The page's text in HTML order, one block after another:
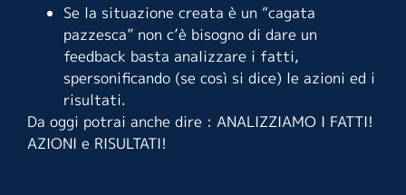
Se la situazione creata è un “cagata
pazzesca” non c’è bisogno di dare un
feedback basta analizzare i fatti,
spersonificando (se così si dice) le azioni ed i
risultati.
Da oggi potrai anche dire : ANALIZZIAMO I FATTI!
AZIONI e RISULTATI!